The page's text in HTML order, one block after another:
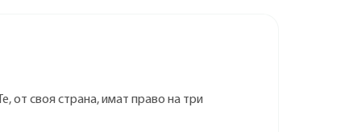
от своя страна, имат право на три